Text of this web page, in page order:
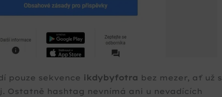
pouze sekvence ikdybyfotra bez mezer, ať už s
Ostatně hashtag nevnímá ani u nevadících